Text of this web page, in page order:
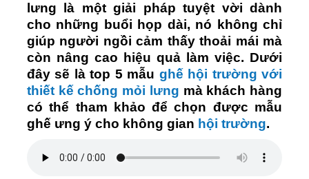
lưng là một giải pháp tuyệt vời dành
cho những buổi họp dài, nó không chỉ
giúp người ngồi cảm thấy thoải mái mà
còn nâng cao hiệu quả làm việc. Dưới
đây sẽ là top 5 mẫu ghế hội trường với
thiết kế chống mỏi lưng mà khách hàng
có thể tham khảo để chọn được mẫu
ghế ưng ý cho không gian hội trường.